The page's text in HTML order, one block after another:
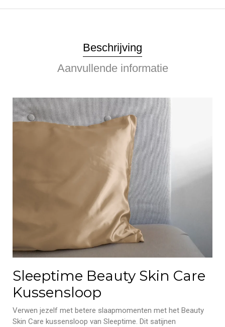
Beschrijving
Aanvullende informatie
Sleeptime Beauty Skin Care
Kussensloop
Verwen jezelf met betere slaapmomenten met het Beauty
Skin Care kussensloop van Sleeptime. Dit satijnen